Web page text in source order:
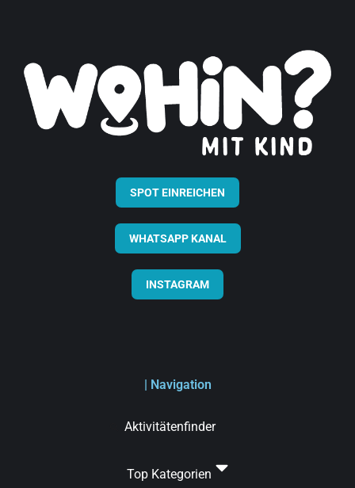
SPOT EINREICHEN
WHATSAPP KANAL
INSTAGRAM
| Navigation
Aktivitätenfinder
Top Kategorien